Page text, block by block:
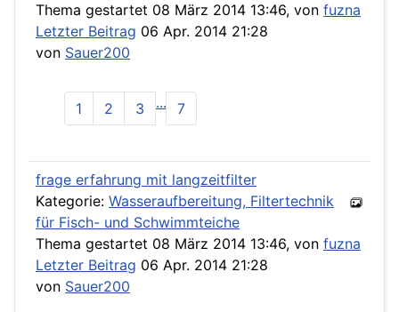
Thema gestartet 08 März 2014 13:46, von fuzna
Letzter Beitrag 06 Apr. 2014 21:28
von Sauer200
1 2 3 ... 7
frage erfahrung mit langzeitfilter
Kategorie: Wasseraufbereitung, Filtertechnik
für Fisch- und Schwimmteiche
Thema gestartet 08 März 2014 13:46, von fuzna
Letzter Beitrag 06 Apr. 2014 21:28
von Sauer200